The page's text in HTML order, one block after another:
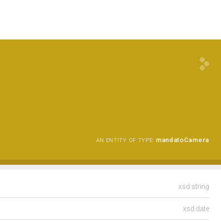
AN ENTITY OF TYPE: mandatoCamera
xsd:string
xsd:date